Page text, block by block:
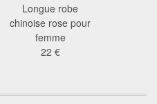
Longue robe
chinoise rose pour
femme
22 €